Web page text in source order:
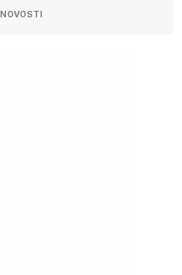
NOVOSTI